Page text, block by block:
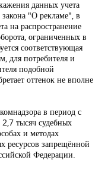
данных учета
"О рекламе", в
на распространение
ограниченных в
соответствующая
для потребителя и
подобной
оттенок не вполне
в период с
тысяч судебных
и методах
ресурсов запрещённой
Федерации.